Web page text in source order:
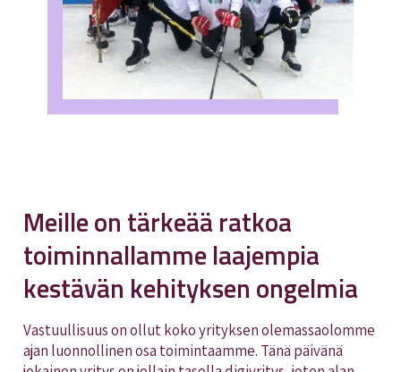
Meille on tärkeää ratkoa
toiminnallamme laajempia
kestävän kehityksen ongelmia
Vastuullisuus on ollut koko yrityksen olemassaolomme
ajan luonnollinen osa toimintaamme. Tänä päivänä